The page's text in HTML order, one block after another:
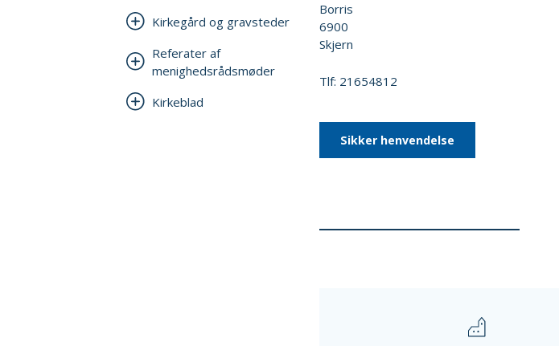
Kirkegård og gravsteder
Referater af
menighedsrådsmøder
Kirkeblad
Borris
6900
Skjern
Tlf: 21654812
Sikker henvendelse